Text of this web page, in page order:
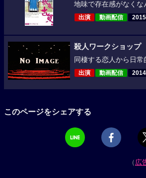
地味で存在感がなくな
出演 動画配信
殺人ワークショップ
同棲する恋人から日常
出演 動画配信
このページをシェアする
（広